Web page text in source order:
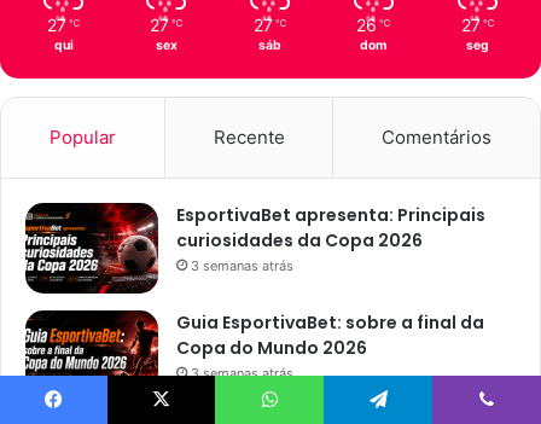
27 ℃
qui
27 ℃
sex
27 ℃
sáb
26 ℃
dom
27 ℃
seg
Popular Recente Comentários
EsportivaBet apresenta: Principais
curiosidades da Copa 2026
3 semanas atrás
Guia EsportivaBet: sobre a final da
Copa do Mundo 2026
3 semanas atrás